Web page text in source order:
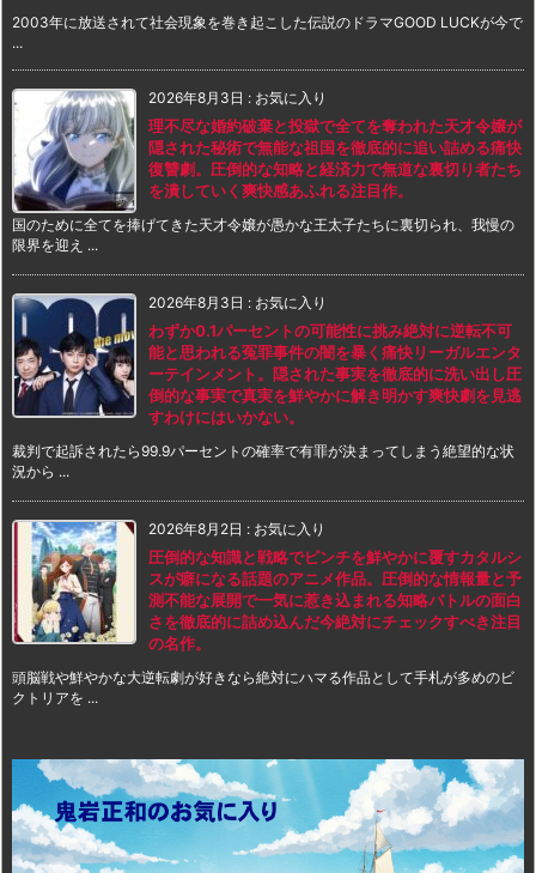
2003年に放送されて社会現象を巻き起こした伝説のドラマGOOD LUCKが今で
...
2026年8月3日 : お気に入り
理不尽な婚約破棄と投獄で全てを奪われた天才令嬢が
隠された秘術で無能な祖国を徹底的に追い詰める痛快
復讐劇。圧倒的な知略と経済力で無道な裏切り者たち
を潰していく爽快感あふれる注目作。
国のために全てを捧げてきた天才令嬢が愚かな王太子たちに裏切られ、我慢の
限界を迎え ...
2026年8月3日 : お気に入り
わずか0.1パーセントの可能性に挑み絶対に逆転不可
能と思われる冤罪事件の闇を暴く痛快リーガルエンタ
ーテインメント。隠された事実を徹底的に洗い出し圧
倒的な事実で真実を鮮やかに解き明かす爽快劇を見逃
すわけにはいかない。
裁判で起訴されたら99.9パーセントの確率で有罪が決まってしまう絶望的な状
況から ...
2026年8月2日 : お気に入り
圧倒的な知識と戦略でピンチを鮮やかに覆すカタルシ
スが癖になる話題のアニメ作品。圧倒的な情報量と予
測不能な展開で一気に惹き込まれる知略バトルの面白
さを徹底的に詰め込んだ今絶対にチェックすべき注目
の名作。
頭脳戦や鮮やかな大逆転劇が好きなら絶対にハマる作品として手札が多めのビ
クトリアを ...